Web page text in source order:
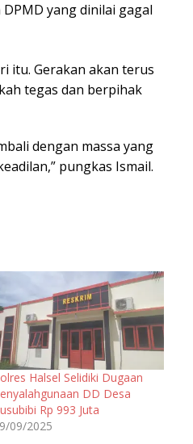
yang dinilai gagal
itu. Gerakan akan terus
tegas dan berpihak
dengan massa yang
pungkas Ismail.
Halsel Selidiki Dugaan
DD Desa
Rp 993 Juta
09/2025